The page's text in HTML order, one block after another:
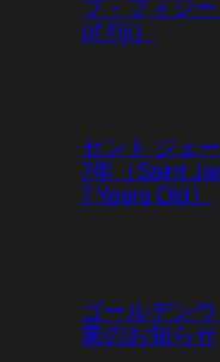
ブ・フィジ
of Fiji）
セント ジェ
7年（Saint
7 Years Old）
ゴールデン
業のお知らせ